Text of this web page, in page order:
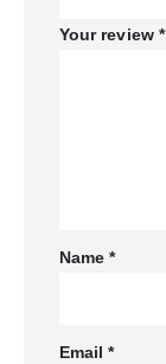
Your review *
Name*
Email*